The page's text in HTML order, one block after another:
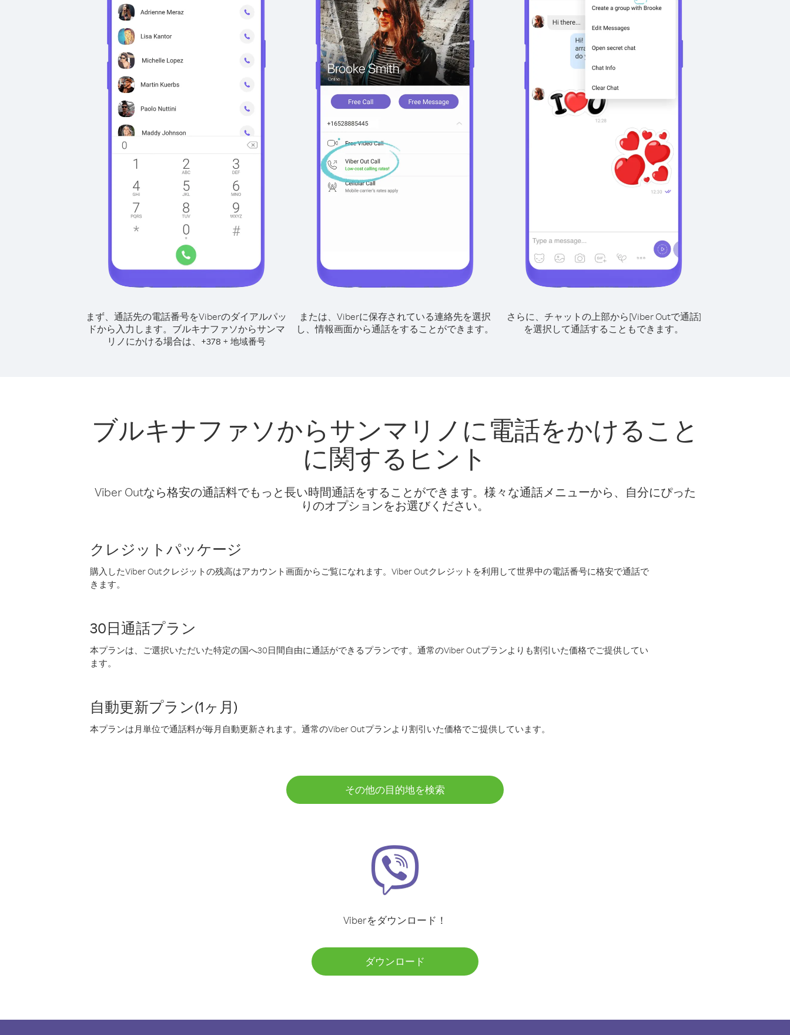
まず、通話先の電話番号をViberのダイアルパッ
ドから入力します。 ブルキナファソからサンマ
リノにかける場合は、 +378 + 地域番号
または、Viberに保存されている連絡先を選択
し、情報画面から通話をすることができます。
さらに、チャットの上部から[Viber Outで通話]
を選択して通話することもできます。
ブルキナファソからサンマリノに電話をかけること
に関するヒント
Viber Outなら格安の通話料でもっと長い時間通話をすることができます。様々な通話メニューから、自分にぴった
りのオプションをお選びください。
クレジットパッケージ
購入したViber Outクレジットの残高はアカウント画面からご覧になれます。Viber Outクレジットを利用して世界中の電話番号に格安で通話で
きます。
30日通話プラン
本プランは、ご選択いただいた特定の国へ30日間自由に通話ができるプランです。通常のViber Outプランよりも割引いた価格でご提供してい
ます。
自動更新プラン(1ヶ月)
本プランは月単位で通話料が毎月自動更新されます。通常のViber Outプランより割引いた価格でご提供しています。
その他の目的地を検索
Viberをダウンロード！
ダウンロード